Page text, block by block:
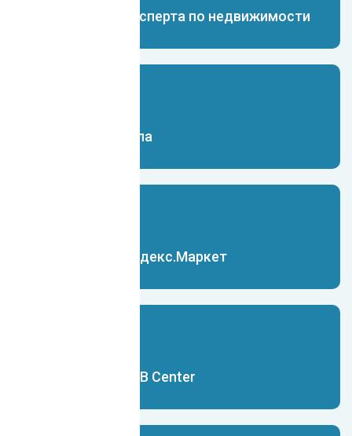
Чат-бот для эксперта по недвижимости
Чат-бот для Юла
Чат-бот для Яндекс.Маркет
Чат-бот для B2B Center